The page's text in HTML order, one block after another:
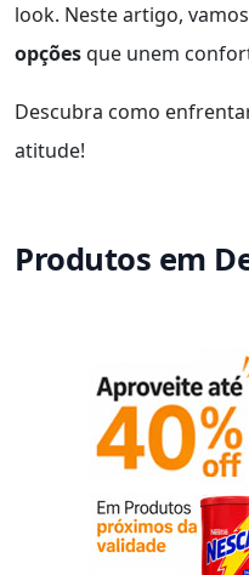
look. Neste artigo,
opçõesque unem
Descubra como
atitude!
Produtos em